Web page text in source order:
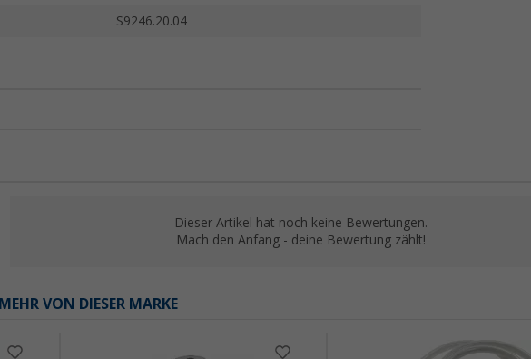
S9246.20.04
Dieser Artikel hat noch keine Bewertungen.
Mach den Anfang - deine Bewertung zählt!
MEHR VON DIESER MARKE